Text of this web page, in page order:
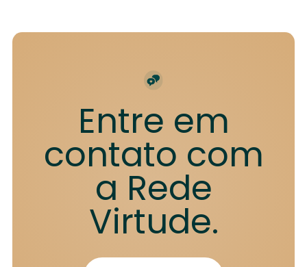
Entre em
contato com
a Rede
Virtude.